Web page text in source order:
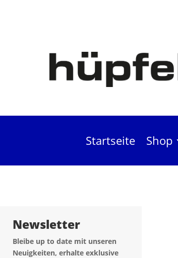
Startseite Shop
Newsletter
Bleibe up to date mit unseren
Neuigkeiten, erhalte exklusive